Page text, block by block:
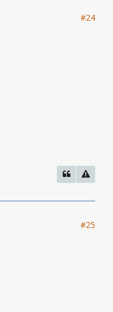
#24
#25